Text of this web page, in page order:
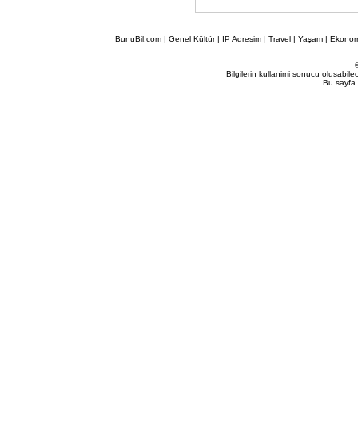
BunuBil.com| Genel Kültür| IP Adresim| Travel| Yaşam |
Bilgilerin kullanimi sonucu
Bu sayfa